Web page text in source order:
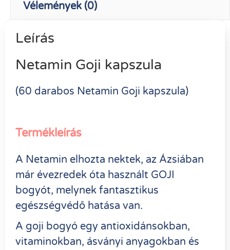
Vélemények (0)
Leírás
Netamin Goji kapszula
(60 darabos Netamin Goji kapszula)
Termékleírás
A Netamin elhozta nektek, az Ázsiában
már évezredek óta használt GOJI
bogyót, melynek fantasztikus
egészségvédő hatása van.
A goji bogyó egy antioxidánsokban,
vitaminokban, ásványi anyagokban és